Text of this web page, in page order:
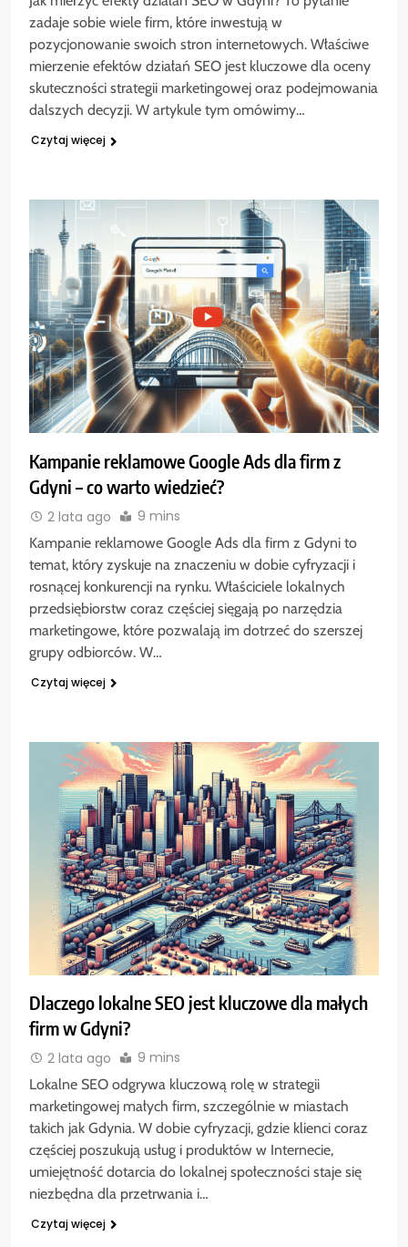
zadaje sobie wiele firm, które inwestują w
pozycjonowanie swoich stron internetowych. Właściwe
mierzenie efektów działań SEO jest kluczowe dla oceny
skuteczności strategii marketingowej oraz podejmowania
dalszych decyzji. W artykule tym omówimy…
Czytaj więcej
Kampanie reklamowe Google Ads dla firm z
Gdyni – co warto wiedzieć?
2 lata ago 9 mins
Kampanie reklamowe Google Ads dla firm z Gdyni to
temat, który zyskuje na znaczeniu w dobie cyfryzacji i
rosnącej konkurencji na rynku. Właściciele lokalnych
przedsiębiorstw coraz częściej sięgają po narzędzia
marketingowe, które pozwalają im dotrzeć do szerszej
grupy odbiorców. W…
Czytaj więcej
Dlaczego lokalne SEO jest kluczowe dla małych
firm w Gdyni?
2 lata ago 9 mins
Lokalne SEO odgrywa kluczową rolę w strategii
marketingowej małych firm, szczególnie w miastach
takich jak Gdynia. W dobie cyfryzacji, gdzie klienci coraz
częściej poszukują usług i produktów w Internecie,
umiejętność dotarcia do lokalnej społeczności staje się
niezbędna dla przetrwania i…
Czytaj więcej